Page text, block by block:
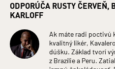
Fľaša: Sklo
Objem: 0,7 l
Krajina pôvodu: Slovensko
Druh alkoholu: Likéry
Zloženie: VODA, CUKOR,
KONCENTRÁT
ODPORÚČA RUSTY ČERVEŇ,
KARLOFF
Ak máte radi poctivú
kvalitný likér,
dúšku. Základ tvorí
z Brazílie a Peru.